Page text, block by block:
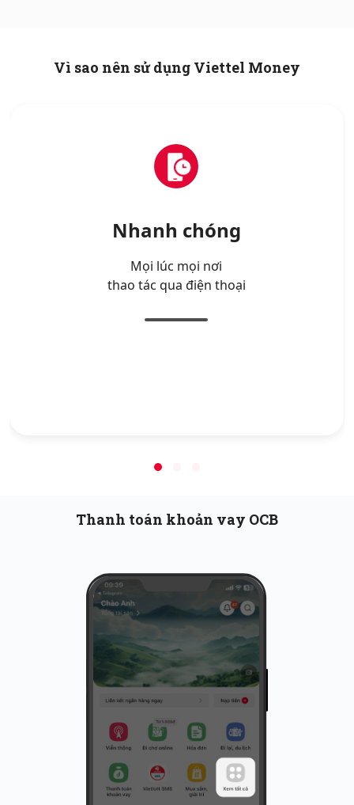
Vì sao nên sử dụng Viettel Money
Nhanh chóng
Mọi lúc mọi nơi
thao tác qua điện thoại
Thanh toán khoản vay OCB